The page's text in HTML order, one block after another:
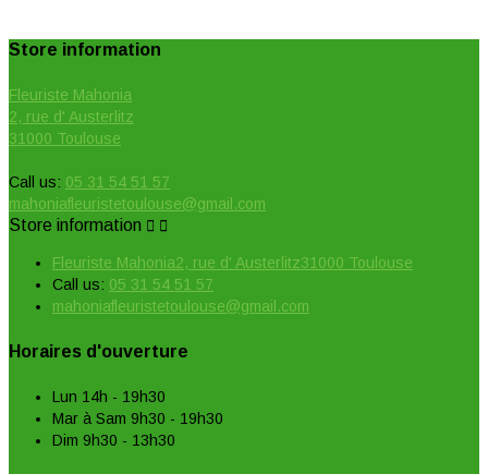
Store information
Fleuriste Mahonia
2, rue d' Austerlitz
31000 Toulouse
Call us: 05 31 54 51 57
mahoniafleuristetoulouse@gmail.com
Store information  
Fleuriste Mahonia2, rue d' Austerlitz31000 Toulouse
Call us: 05 31 54 51 57
mahoniafleuristetoulouse@gmail.com
Horaires d'ouverture
Lun 14h - 19h30
Mar à Sam 9h30 - 19h30
Dim 9h30 - 13h30